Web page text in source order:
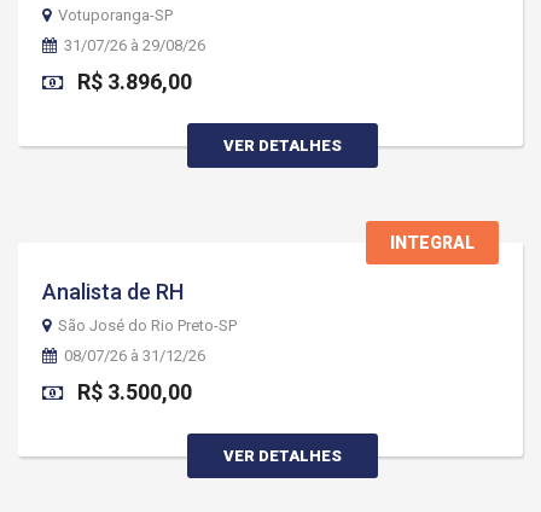
Votuporanga-SP
31/07/26 à 29/08/26
R$ 3.896,00
VER DETALHES
INTEGRAL
Analista de RH
São José do Rio Preto-SP
08/07/26 à 31/12/26
R$ 3.500,00
VER DETALHES